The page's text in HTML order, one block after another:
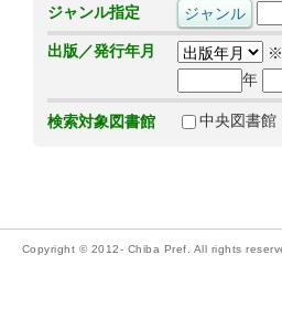
ジャンル指定
出版／発行年月
※
年
検索対象図書館 中央図書館
Copyright © 2012- Chiba Pref. All rights